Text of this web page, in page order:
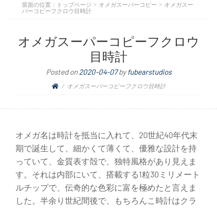
當面の位置： トップページ > オメガスーパーコピー > オメガスー
パーコピーフクロウ目時計
オメガスーパーコピーフクロウ
目時計
Posted on2020-04-07byfubearstudios
オメガスーパーコピーフクロウ目時計
オメガ名は時計を抵当に入れて、20世紀40年代末
期で誕生して、細かくて薄くて、優雅な設計を持
っていて、金質表す殻で、独特風格があり見えま
す。それは内部にいて、搭載する1粒30ミリメート
ルチップで、伝奇的な色彩に富を極めたと言えま
した。半余り世紀間後で、もちろんこ時計はクラ